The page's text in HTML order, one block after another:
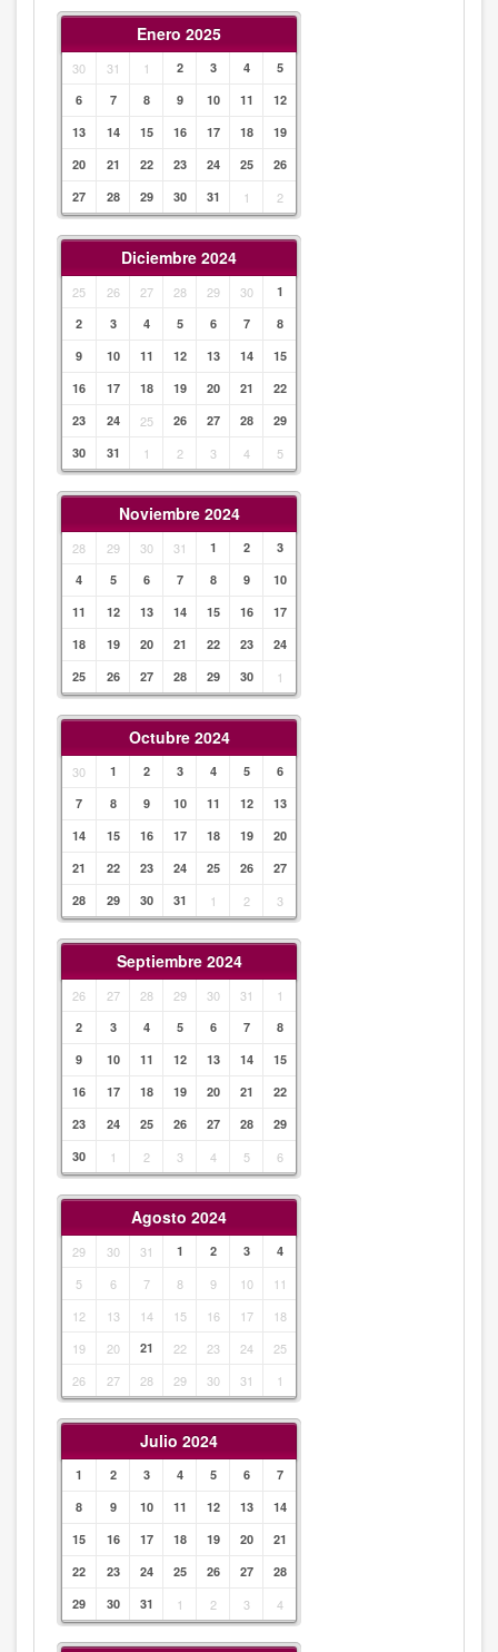
Enero 2025
30 31 1 2 3 4
5
6
7 8 9 10 11
12
13
14 15 16 17 18
19
20
21 22 23 24 25
26
27
28 29 30 31 1 2
Diciembre 2024
25 26 27 28 29 30
1
2
3 4 5 6 7
8
9
10 11 12 13 14
15
16
17 18 19 20 21
22
23
24 25 26 27 28
29
30
31 1 2 3 4 5
Noviembre 2024
28 29 30 31 1 2
3
4
5 6 7 8 9
10
11
12 13 14 15 16
17
18
19 20 21 22 23
24
25
26 27 28 29 30 1
Octubre 2024
30 1 2 3 4 5
6
7
8 9 10 11 12
13
14
15 16 17 18 19
20
21
22 23 24 25 26
27
28
29 30 31 1 2 3
Septiembre 2024
26 27 28 29 30 31 1
2 3 4 5 6 7
8
9
10 11 12 13 14
15
16
17 18 19 20 21
22
23
24 25 26 27 28
29
30
1 2 3 4 5 6
Agosto 2024
29 30 31 1 2 3 4
5 6 7 8 9 10
11
12
13 14 15 16 17
18
19
20 21 22 23 24
25
26
27 28 29 30 31 1
Julio 2024
1 2 3 4 5 6
7
8
9 10 11 12 13
14
15
16 17 18 19 20
21
22
23 24 25 26 27
28
29
30 31 1 2 3 4